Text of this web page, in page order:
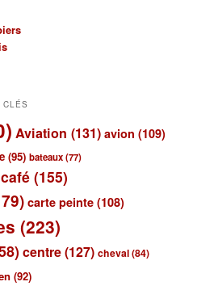
CLÉS
Aviation (131) avion (109)
(95) bateaux(77)
café (155)
carte peinte (108)
(223)
centre(127) cheval(84)
(92)